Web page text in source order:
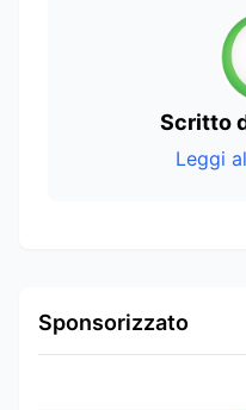
Scritto
Leggi
Sponsorizzato